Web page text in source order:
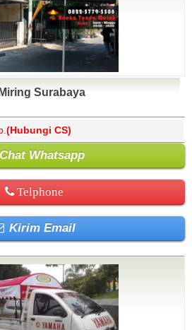
Surabaya
(Hubungi CS)
Chat Whatsapp
Telphone
Kirim Email